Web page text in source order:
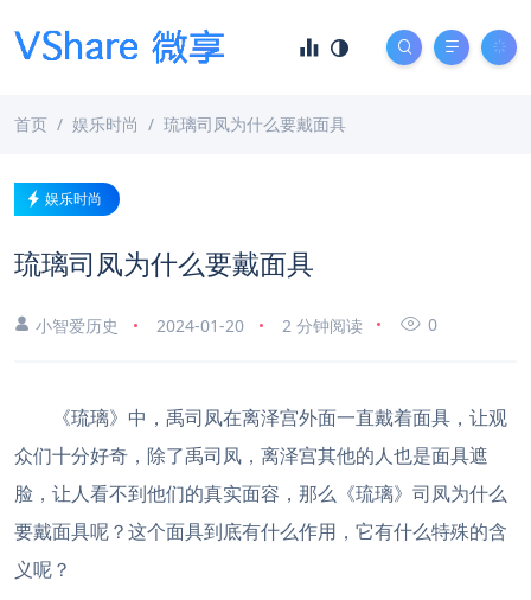
首页 娱乐时尚 琉璃司凤为什么要戴面具
娱乐时尚
琉璃司凤为什么要戴面具
小智爱历史 2024-01-20 2 分钟阅读 0
《琉璃》中，禹司凤在离泽宫外面一直戴着面具，让观
众们十分好奇，除了禹司凤，离泽宫其他的人也是面具遮
脸，让人看不到他们的真实面容，那么《琉璃》司凤为什么
要戴面具呢？这个面具到底有什么作用，它有什么特殊的含
义呢？